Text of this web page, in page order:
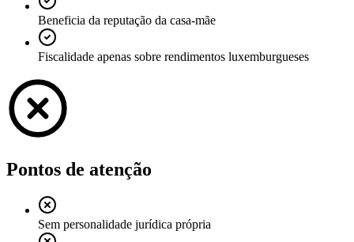
Beneficia da reputação da casa-mãe
Fiscalidade apenas sobre rendimentos luxemburgueses
Pontos de atenção
Sem personalidade jurídica própria